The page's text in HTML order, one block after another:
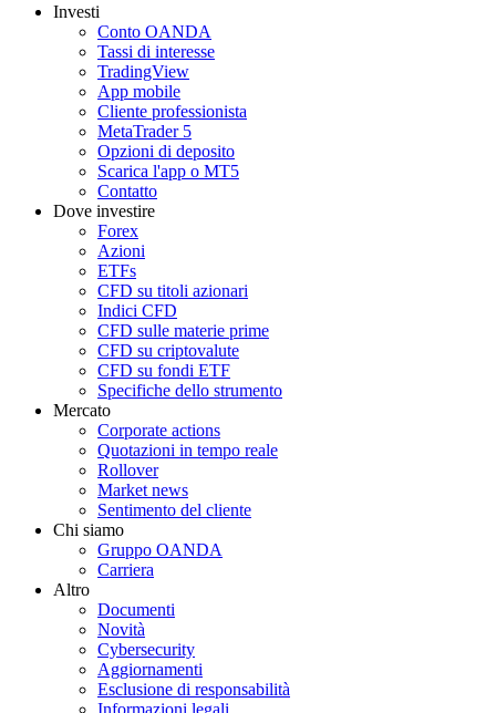
Investi
Conto OANDA
Tassi di interesse
TradingView
App mobile
Cliente professionista
MetaTrader 5
Opzioni di deposito
Scarica l'app o MT5
Contatto
Dove investire
Forex
Azioni
ETFs
CFD su titoli azionari
Indici CFD
CFD sulle materie prime
CFD su criptovalute
CFD su fondi ETF
Specifiche dello strumento
Mercato
Corporate actions
Quotazioni in tempo reale
Rollover
Market news
Sentimento del cliente
Chi siamo
Gruppo OANDA
Carriera
Altro
Documenti
Novità
Cybersecurity
Aggiornamenti
Esclusione di responsabilità
Informazioni legali